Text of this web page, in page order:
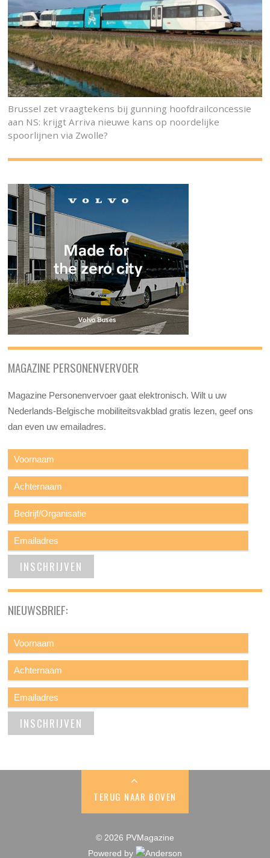
Brussel zet vraagtekens bij gunning hoofdrailconcessie
aan NS: krijgt Arriva nieuwe kans op noordelijke
spoorlijnen via Zwolle?
MAGAZINE PERSONENVERVOER
Magazine Personenvervoer gaat elektronisch. Wilt u uw
Nederlands-Belgische mobiliteitsvakblad gratis lezen, geef ons
dan even uw emailadres.
NIEUWSBRIEF:
TERUG NAAR BOVEN
© 2026 PVMagazine
Powered by